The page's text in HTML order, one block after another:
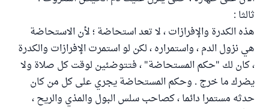
ثالثا :
هذه الكدرة والإفرازات ، لا تعد استحاضة ؛ لأن الاستحاضة
هي نزول الدم ، واستمراره ، لكن لو استمرت الإفرازات والكدرة
، كان لك "حكم المستحاضة" ، فتتوضئين لوقت كل صلاة ولا
يضرك ما خرج . وحكم المستحاضة يجري على كل من كان
حدثه مستمرا دائما ، كصاحب سلس البول والمذي والريح ،